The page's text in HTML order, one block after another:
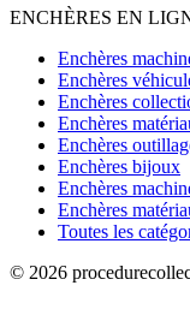
ENCHÈRES EN
Enchères
Enchères
Enchères
Enchères
Enchères
Enchères bijoux
Enchères
Enchères
Toutes les
© 2026